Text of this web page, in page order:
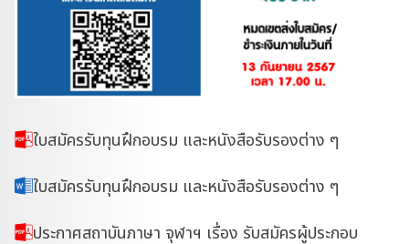
ใบสมัครรับทุนฝึกอบรม และหนังสือรับรองต่าง ๆ
ใบสมัครรับทุนฝึกอบรม และหนังสือรับรองต่าง ๆ
ประกาศสถาบันภาษา จุฬาฯ เรื่อง รับสมัครผู้ประกอบ